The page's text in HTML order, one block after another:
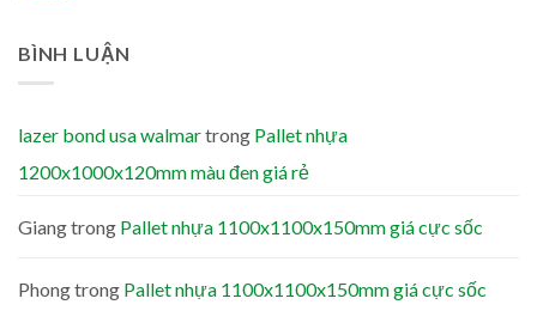
BÌNH LUẬN
lazer bond usa walmartrong Pallet nhựa
1200x1000x120mm màu đen giá rẻ
Giangtrong Pallet nhựa 1100x1100x150mm giá cực sốc
Phongtrong Pallet nhựa 1100x1100x150mm giá cực sốc